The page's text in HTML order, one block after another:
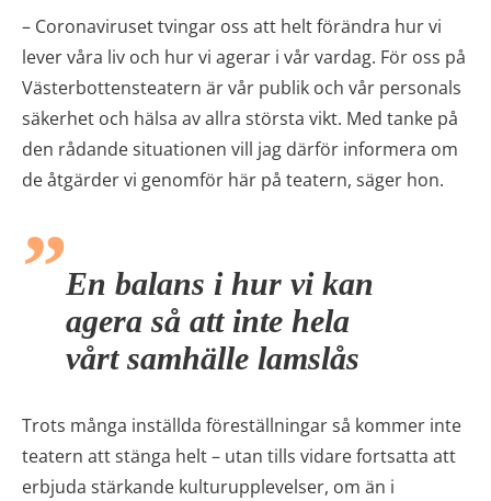
– Coronaviruset tvingar oss att helt förändra hur vi
lever våra liv och hur vi agerar i vår vardag. För oss på
Västerbottensteatern är vår publik och vår personals
säkerhet och hälsa av allra största vikt. Med tanke på
den rådande situationen vill jag därför informera om
de åtgärder vi genomför här på teatern, säger hon.
En balans i hur vi kan
agera så att inte hela
vårt samhälle lamslås
Trots många inställda föreställningar så kommer inte
teatern att stänga helt – utan tills vidare fortsatta att
erbjuda stärkande kulturupplevelser, om än i